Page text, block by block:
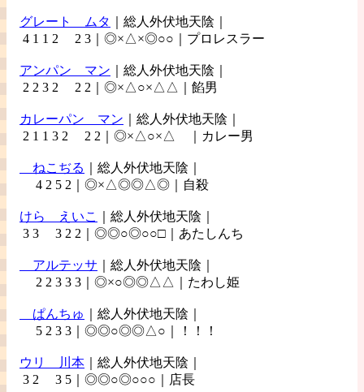
グレート ムタ
｜総人外伏地天陰｜
4 1 1 2 2 3｜◎×△×◎○○｜プロレスラー
アンパン マン ｜総人外伏地天陰｜
2 2 3 2 2 2｜◎×△○×△△｜餡男
カレーパン マン ｜総人外伏地天陰｜
2 1 1 3 2 2 2｜◎×△○×△ ｜カレー男
ねこぢる
｜総人外伏地天陰｜
4 2 5 2｜◎×△◎◎△◎｜自殺
けら えいこ
｜総人外伏地天陰｜
3 3 3 2 2｜◎◎○◎○○□｜あたしんち
アルテッサ ｜総人外伏地天陰｜
2 2 3 3 3｜◎×○◎◎△△｜たわし姫
ぱんちゅ
｜総人外伏地天陰｜
5 2 3 3｜◎◎○◎◎△○｜！！！
ウリ 川本 ｜総人外伏地天陰｜
3 2 3 5｜◎◎○◎○○○｜店長